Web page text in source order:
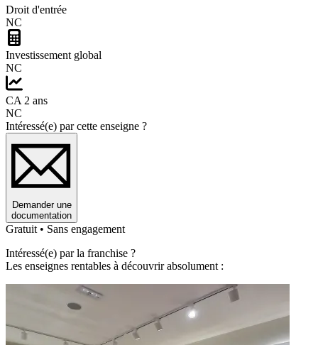
Droit d'entrée
NC
Investissement global
NC
CA 2 ans
NC
Intéressé(e) par cette enseigne ?
Demander une
documentation
Gratuit • Sans engagement
Intéressé(e) par la franchise ?
Les enseignes rentables à découvrir absolument :